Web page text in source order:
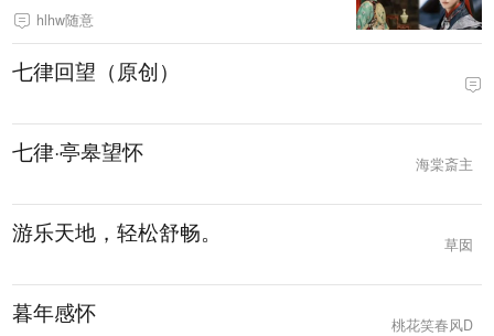
hlhw随意
七律回望（原创）
七律·亭皋望怀 海棠斎主
游乐天地，轻松舒畅。 草囡
暮年感怀 桃花笑春风D